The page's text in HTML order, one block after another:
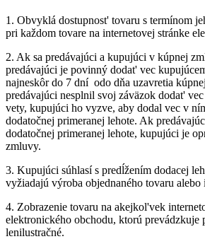
1. Obvyklá dostupnost' tovaru s termínom
pri každom tovare na internetovej stránke
2. Ak sa predávajúci a kupujúci v kúpnej
predávajúci je povinný dodat' vec
najneskôr do 7 dní odo dňa uzavretia
predávajúci nesplnil svoj záväzok dodat'
vety, kupujúci ho vyzve, aby dodal vec v
dodatočnej primeranej lehote. Ak
dodatočnej primeranej lehote, kupujúci je
zmluvy.
3. Kupujúci súhlasí s predĺžením dodacej
vyžiadajú výroba objednaného tovaru alebo
4. Zobrazenie tovaru na akejkol'vek
elektronického obchodu, ktorú prevádzkuje
lenilustračné.